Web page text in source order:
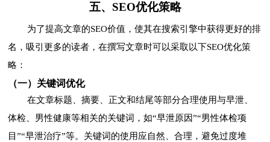
五、SEO优化策略
为了提高文章的SEO价值，使其在搜索引擎中获得更好的排
名，吸引更多的读者，在撰写文章时可以采取以下SEO优化策
略：
（一）关键词优化
在文章标题、摘要、正文和结尾等部分合理使用与早泄、
体检、男性健康等相关的关键词，如“早泄原因”“男性体检项
目”“早泄治疗”等。关键词的使用应自然、合理，避免过度堆